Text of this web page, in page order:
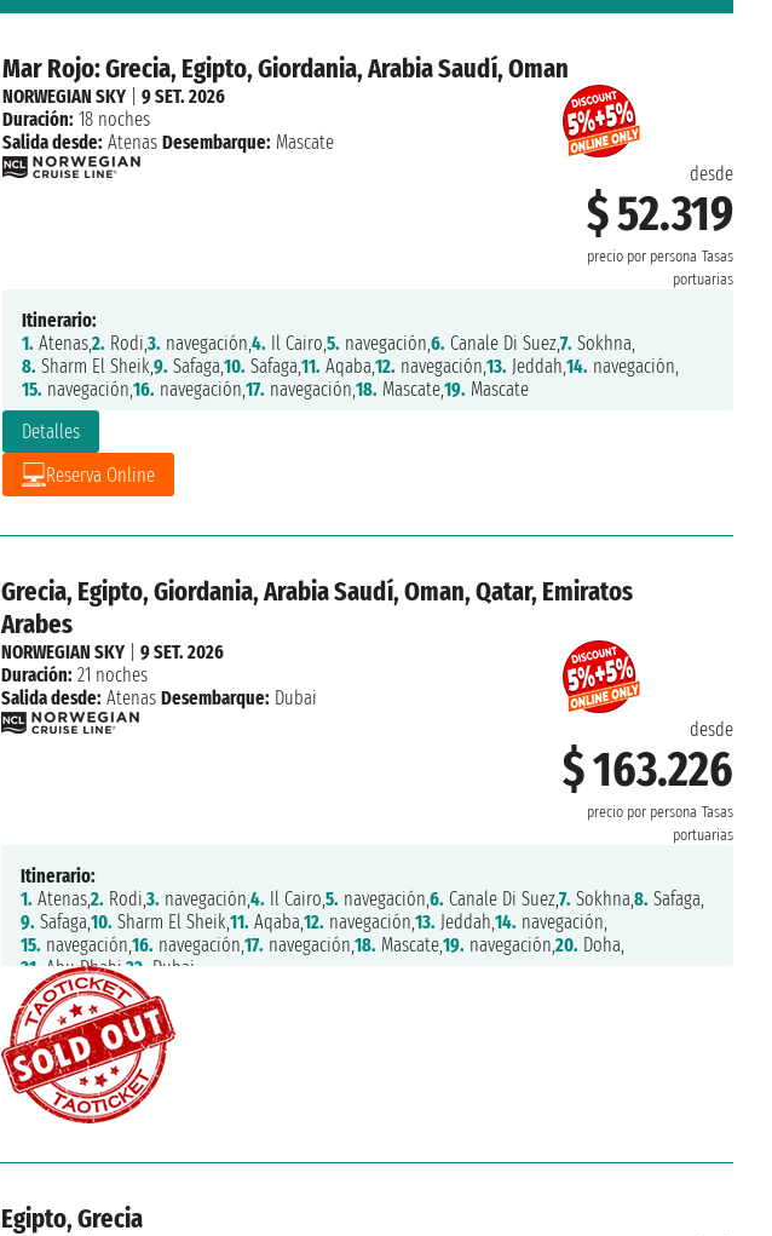
Mar Rojo: Grecia, Egipto, Giordania, Arabia Saudí, Oman
desde
$ 52.319
precio por persona Tasas
portuarias
Detalles
Reserva Online
NORWEGIAN SKY| 9 SET. 2026
Duración: 18 noches
Salida desde: Atenas Desembarque: Mascate
Itinerario:
1. Atenas,2. Rodi,3. navegación,4. Il Cairo,5. navegación,6. Canale Di Suez,7. Sokhna,
8. Sharm El Sheik,9. Safaga,10. Safaga,11. Aqaba,12. navegación,13. Jeddah,14. navegación,
15. navegación,16. navegación,17. navegación,18. Mascate,19. Mascate
Grecia, Egipto, Giordania, Arabia Saudí, Oman, Qatar, Emiratos
Arabes
desde
$ 163.226
precio por persona Tasas
portuarias
NORWEGIAN SKY |9 SET. 2026
Duración: 21 noches
Salida desde: Atenas Desembarque: Dubai
Itinerario:
1. Atenas,2. Rodi,3. navegación,4. Il Cairo,5. navegación,6. Canale Di Suez,7. Sokhna,8. Safaga,
9. Safaga,10. Sharm El Sheik,11. Aqaba,12. navegación,13. Jeddah,14. navegación,
15. navegación,16. navegación,17. navegación,18. Mascate,19. navegación,20. Doha,
21. Abu Dhabi,22. Dubai
Egipto, Grecia